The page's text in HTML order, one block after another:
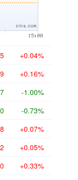
+0.04%
+0.16%
-1.00%
-0.73%
+0.07%
+0.05%
+0.33%